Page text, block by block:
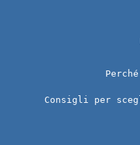
Consigli per